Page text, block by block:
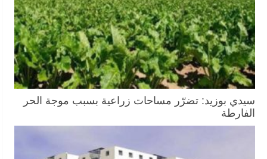
سيدي بوزيد: تضرّر مساحات زراعية بسبب موجة الحر
الفارطة